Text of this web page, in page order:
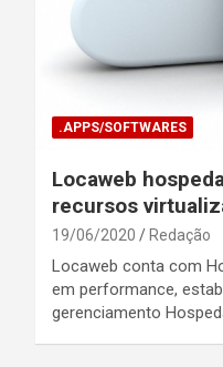
.APPS/SOFTWARES
Locaweb
recursos
19/06/2020 Redação
Locaweb conta com
em performance,
gerenciamento